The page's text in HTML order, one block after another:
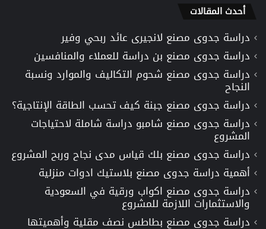
أحدث المقالات
دراسة جدوى مصنع لانجيرى عائد ربحي وفير
دراسة جدوى مصنع بن دراسة للعملاء والمنافسين
دراسة جدوى مصنع شحوم التكاليف والموارد ونسبة
النجاح
دراسة جدوى مصنع جبنة كيف تحسب الطاقة الإنتاجية؟
دراسة جدوى مصنع شامبو دراسة شاملة لاحتياجات
المشروع
دراسة جدوى مصنع بلك قياس مدى نجاح وربح المشروع
أهمية دراسة جدوى مصنع بلاستيك ادوات منزلية
دراسة جدوى مصنع اكواب ورقية في السعودية
والاستثمارات اللازمة للمشروع
دراسة جدوى مصنع بطاطس نصف مقلية وأهميتها